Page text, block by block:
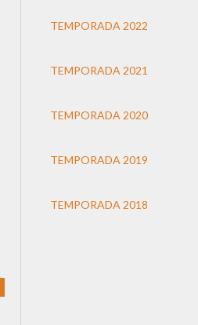
TEMPORADA 2022
TEMPORADA 2021
TEMPORADA 2020
TEMPORADA 2019
TEMPORADA 2018